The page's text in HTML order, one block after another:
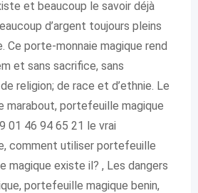
et beaucoup le savoir déjà
d’argent toujours pleins
Ce porte-monnaie magique rend
et sans sacrifice, sans
religion; de race et d’ethnie. Le
marabout, portefeuille magique
01 46 94 65 21 le vrai
comment utiliser portefeuille
magique existe il? , Les dangers
portefeuille magique benin,